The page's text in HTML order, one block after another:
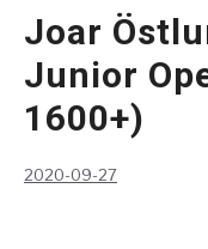
Joar
Junior
1600+)
2020-09-27